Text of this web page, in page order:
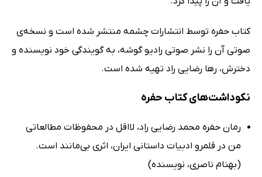
کتاب حفره توسط انتشارات چشمه منتشر شده است و نسخه‌ی
صوتی آن را نشر صوتی رادیو گوشه، به گویندگی خود نویسنده و
دخترش، رها رضایی راد تهیه شده است.
نکوداشت‌های کتاب حفره
رمان حفره محمد رضایی راد، لااقل در محفوظات مطالعاتی
من در قلمرو ادبیات داستانی ایران، اثری بی‌مانند است.
(بهنام ناصری، نویسنده)